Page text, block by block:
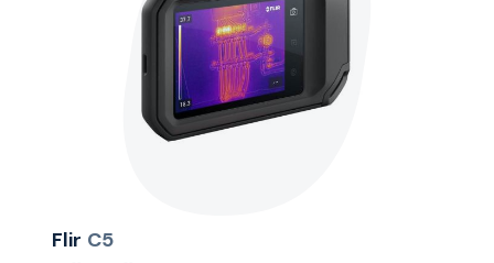
Flir C5